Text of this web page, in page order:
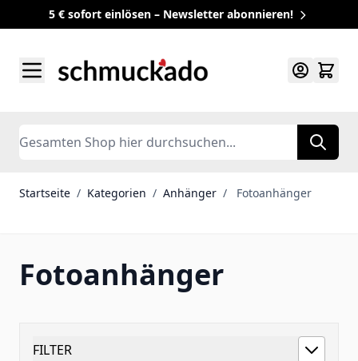
5 € sofort einlösen – Newsletter abonnieren!
Search
Startseite / Kategorien / Anhänger / Fotoanhänger
Fotoanhänger
FILTER